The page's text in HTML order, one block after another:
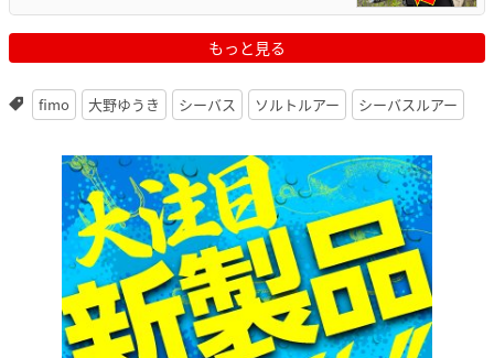
もっと見る
fimo 大野ゆうき シーバス ソルトルアー シーバスルアー